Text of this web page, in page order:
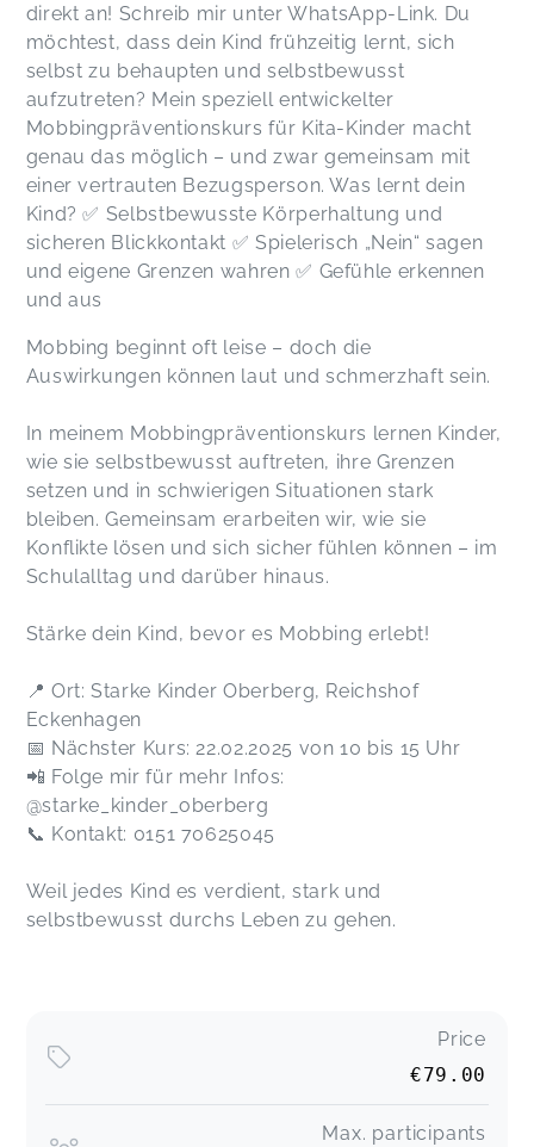
direkt an! Schreib mir unter WhatsApp-Link. Du
möchtest, dass dein Kind frühzeitig lernt, sich
selbst zu behaupten und selbstbewusst
aufzutreten? Mein speziell entwickelter
Mobbingpräventionskurs für Kita-Kinder macht
genau das möglich – und zwar gemeinsam mit
einer vertrauten Bezugsperson. Was lernt dein
Kind? ✅ Selbstbewusste Körperhaltung und
sicheren Blickkontakt ✅ Spielerisch „Nein“ sagen
und eigene Grenzen wahren ✅ Gefühle erkennen
und aus
Mobbing beginnt oft leise – doch die
Auswirkungen können laut und schmerzhaft sein.
In meinem Mobbingpräventionskurs lernen Kinder,
wie sie selbstbewusst auftreten, ihre Grenzen
setzen und in schwierigen Situationen stark
bleiben. Gemeinsam erarbeiten wir, wie sie
Konflikte lösen und sich sicher fühlen können – im
Schulalltag und darüber hinaus.
Stärke dein Kind, bevor es Mobbing erlebt!
📍 Ort: Starke Kinder Oberberg, Reichshof
Eckenhagen
📅 Nächster Kurs: 22.02.2025 von 10 bis 15 Uhr
📲 Folge mir für mehr Infos:
@starke_kinder_oberberg
📞 Kontakt: 0151 70625045
Weil jedes Kind es verdient, stark und
selbstbewusst durchs Leben zu gehen.
Price
€79.00
Max. participants